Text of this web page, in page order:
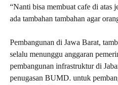
“Nanti bisa membuat cafe di atas
ada tambahan tambahan agar
Pembangunan di Jawa Barat,
selalu menunggu anggaran
pembangunan infrastruktur di
penugasan BUMD. untuk